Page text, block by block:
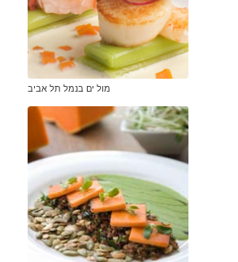
מול ים בנמל תל אביב